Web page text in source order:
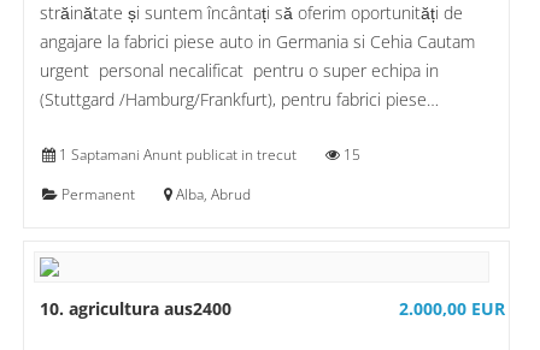
străinătate și suntem încântați să oferim oportunități de
angajare la fabrici piese auto in Germania si Cehia Cautam
urgent personal necalificat pentru o super echipa in
(Stuttgard /Hamburg/Frankfurt), pentru fabrici piese…
1 Saptamani Anunt publicat in trecut
15
Permanent
Alba, Abrud
10. agricultura aus2400 2.000,00 EUR